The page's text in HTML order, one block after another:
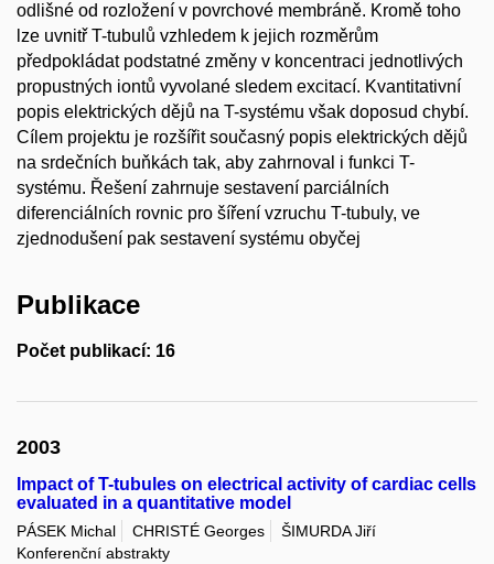
odlišné od rozložení v povrchové membráně. Kromě toho
lze uvnitř T-tubulů vzhledem k jejich rozměrům
předpokládat podstatné změny v koncentraci jednotlivých
propustných iontů vyvolané sledem excitací. Kvantitativní
popis elektrických dějů na T-systému však doposud chybí.
Cílem projektu je rozšířit současný popis elektrických dějů
na srdečních buňkách tak, aby zahrnoval i funkci T-
systému. Řešení zahrnuje sestavení parciálních
diferenciálních rovnic pro šíření vzruchu T-tubuly, ve
zjednodušení pak sestavení systému obyčej
Publikace
Počet publikací: 16
2003
Impact of T-tubules on electrical activity of cardiac cells
evaluated in a quantitative model
PÁSEK Michal CHRISTÉ Georges
ŠIMURDA Jiří
Konferenční abstrakty